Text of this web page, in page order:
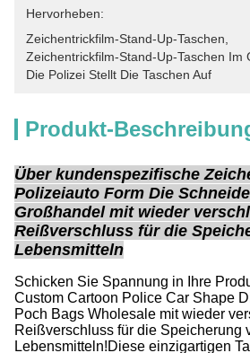
Hervorheben:
Zeichentrickfilm-Stand-Up-Taschen
Zeichentrickfilm-Stand-Up-Taschen Im
Die Polizei Stellt Die Taschen Auf
Produkt-
Über kundenspezifische
Polizeiauto Form Die
Großhandel mit wieder
Reißverschluss für die
Lebensmitteln
Schicken Sie Spannung in Ihre
Custom Cartoon Police Car Shape
Poch Bags Wholesale mit wieder
Reißverschluss für die Speicherung
Lebensmitteln!Diese einzigartigen